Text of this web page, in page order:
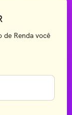
Renda você